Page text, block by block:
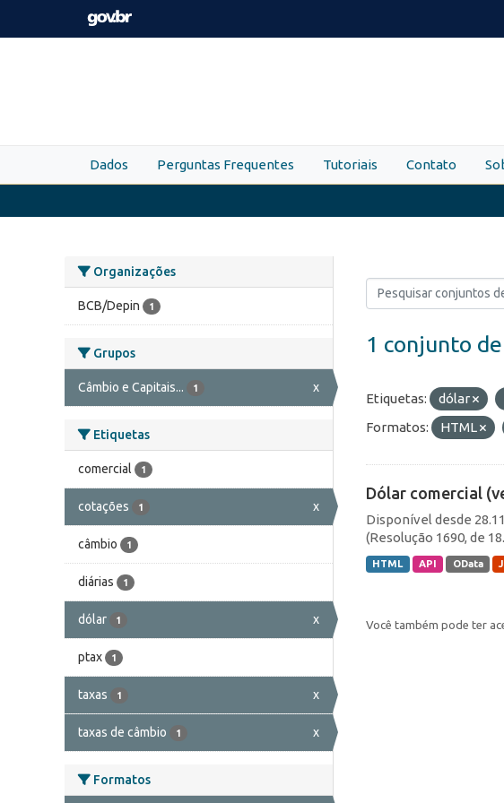
Skip to main content
Dados Perguntas Frequentes Tutoriais Contato
Organizações
BCB/Depin 1
Grupos
Câmbio e Capitais... 1 x
Etiquetas
comercial 1
cotações 1 x
câmbio 1
diárias 1
dólar 1 x
ptax 1
taxas 1 x
taxas de câmbio 1 x
Formatos
1 conjunto
Etiquetas: dólar
Formatos:
HTML
Dólar comercial
Disponível desde
(Resolução 1690, de
HTML API OData
Você também pode ter